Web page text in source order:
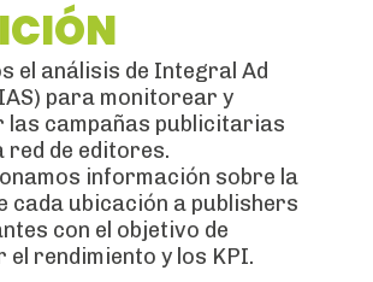
el análisis de Integral Ad
para monitorear y
las campañas publicitarias
red de editores.
información sobre la
cada ubicación a publishers
con el objetivo de
el rendimiento y los KPI.